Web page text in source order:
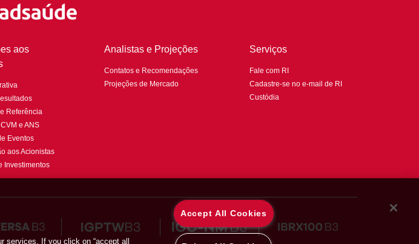
aos
Referência
e ANS
Eventos
aos Acionistas
Investimentos
Analistas e Projeções
Contatos e Recomendações
Projeções de Mercado
Serviços
Fale com RI
Cadastre-se no e-mail de RI
Custódia
services. If you click on “accept all
Accept All Cookies